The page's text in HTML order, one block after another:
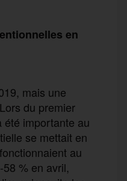
en
mais une
du premier
été importante au
se mettait en
au
% en avril,